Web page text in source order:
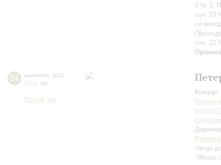
3 № 2,
соч. 23
си
соч. 32
24 сентября 2026
19:00 Чт
Малый зал
Андрей
Респиги
танцы
"Messa